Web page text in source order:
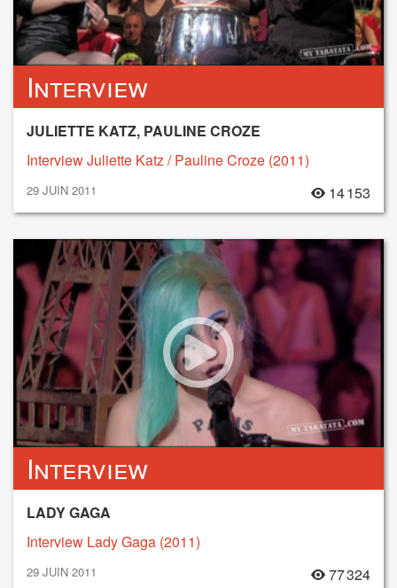
Interview
JULIETTE KATZ, PAULINE CROZE
Interview Juliette Katz / Pauline Croze (2011)
29 JUIN 2011 14 153
Interview
LADY GAGA
Interview Lady Gaga (2011)
29 JUIN 2011 77 324